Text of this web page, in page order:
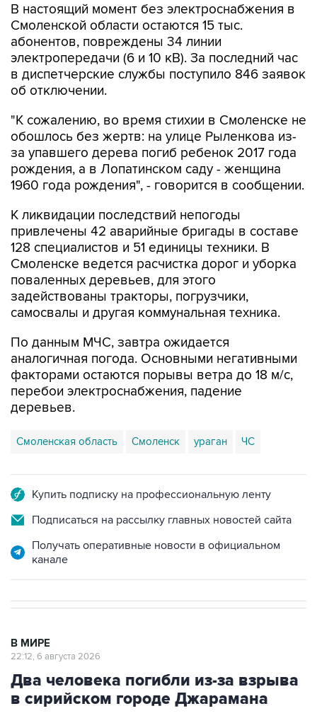
В настоящий момент без электроснабжения в
Смоленской области остаются 15 тыс.
абонентов, повреждены 34 линии
электропередачи (6 и 10 кВ). За последний час
в диспетчерские службы поступило 846 заявок
об отключении.
"К сожалению, во время стихии в Смоленске не
обошлось без жертв: на улице Рыленкова из-
за упавшего дерева погиб ребенок 2017 года
рождения, а в Лопатинском саду - женщина
1960 года рождения", - говорится в сообщении.
К ликвидации последствий непогоды
привлечены 42 аварийные бригады в составе
128 специалистов и 51 единицы техники. В
Смоленске ведется расчистка дорог и уборка
поваленных деревьев, для этого
задействованы тракторы, погрузчики,
самосвалы и другая коммунальная техника.
По данным МЧС, завтра ожидается
аналогичная погода. Основными негативными
факторами остаются порывы ветра до 18 м/с,
перебои электроснабжения, падение
деревьев.
Смоленская область Смоленск ураган ЧС
Купить подписку на профессиональную ленту
Подписаться на рассылку главных новостей сайта
Получать оперативные новости в официальном
канале
В МИРЕ
22:12, 6 августа 2026
Два человека погибли из-за взрыва
в сирийском городе Джарамана